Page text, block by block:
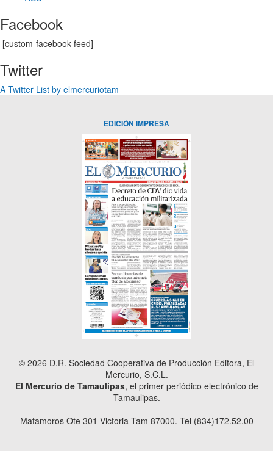
Facebook
[custom-facebook-feed]
Twitter
A Twitter List by elmercuriotam
EDICIÓN IMPRESA
© 2026 D.R. Sociedad Cooperativa de Producción Editora, El
Mercurio, S.C.L.
El Mercurio de Tamaulipas, el primer periódico electrónico de
Tamaulipas.
Matamoros Ote 301 Victoria Tam 87000. Tel (834)172.52.00